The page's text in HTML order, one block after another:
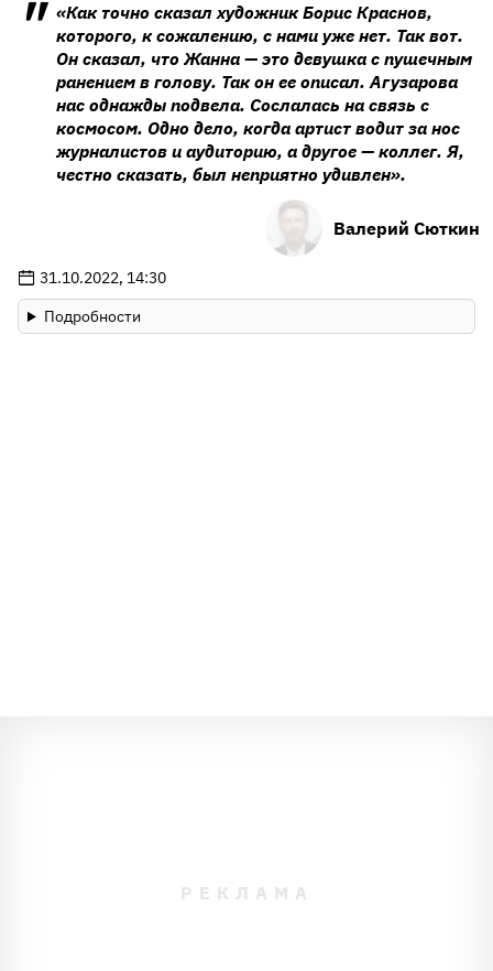
«Как точно сказал художник Борис Краснов,
которого, к сожалению, с нами уже нет. Так вот.
Он сказал, что Жанна — это девушка с пушечным
ранением в голову. Так он ее описал. Агузарова
нас однажды подвела. Сослалась на связь с
космосом. Одно дело, когда артист водит за нос
журналистов и аудиторию, а другое — коллег. Я,
честно сказать, был неприятно удивлен».
Валерий Сюткин
31.10.2022, 14:30
Подробности